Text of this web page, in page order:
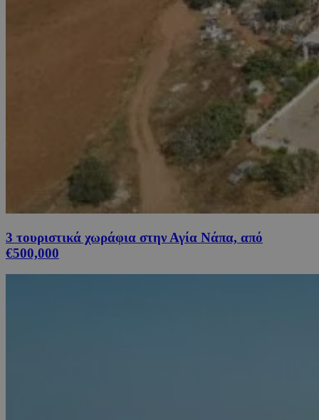
3 τουριστικά χωράφια στην Αγία Νάπα, από
€500,000